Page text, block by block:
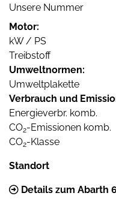
Unsere Nummer
Motor:
kW / PS
Treibstoff
Umweltnormen:
Umweltplakette
Verbrauch und
Energieverbr. komb.
CO2-Emissionen komb.
CO2-Klasse
Standort
Details zum Abarth